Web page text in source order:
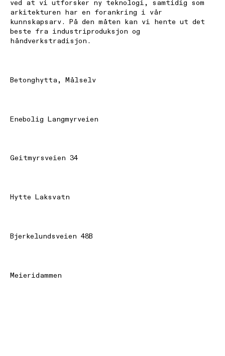
ved at vi utforsker ny teknologi, samtidig som
arkitekturen har en forankring i vår
kunnskapsarv. På den måten kan vi hente ut det
beste fra industriproduksjon og
håndverkstradisjon.
Betonghytta, Målselv
Enebolig Langmyrveien
Geitmyrsveien 34
Hytte Laksvatn
Bjerkelundsveien 48B
Meieridammen